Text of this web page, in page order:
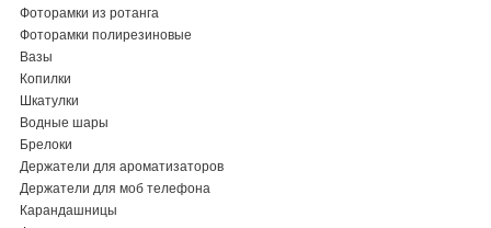
Фоторамки из ротанга
Фоторамки полирезиновые
Вазы
Копилки
Шкатулки
Водные шары
Брелоки
Держатели для ароматизаторов
Держатели для моб телефона
Карандашницы